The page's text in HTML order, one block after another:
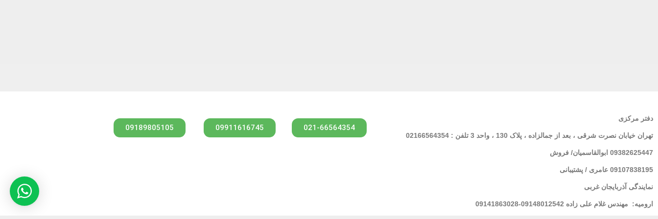
دفتر مرکزی
تهران خیابان نصرت شرقی ، بعد از جمالزاده ، پلاک 130 ، واحد 3 تلفن : 02166564354
09382625447 ابوالقاسمیان/ فروش
09107838195 عامری / پشتیبانی
نمایندگی آذربایجان غربی
ارومیه: مهندس غلام علی زاده 09148012542-09141863028
021-66564354
09911616745
09189805105
کارشناس فروش